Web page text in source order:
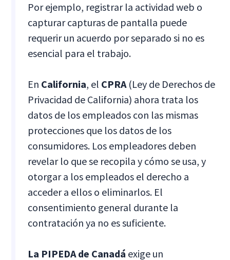
Por ejemplo, registrar la actividad web o
capturar capturas de pantalla puede
requerir un acuerdo por separado si no es
esencial para el trabajo.
En California, el CPRA(Ley de Derechos de
Privacidad de California) ahora trata los
datos de los empleados con las mismas
protecciones que los datos de los
consumidores. Los empleadores deben
revelar lo que se recopila y cómo se usa, y
otorgar a los empleados el derecho a
acceder a ellos o eliminarlos. El
consentimiento general durante la
contratación ya no es suficiente.
La PIPEDA de Canadá exige un